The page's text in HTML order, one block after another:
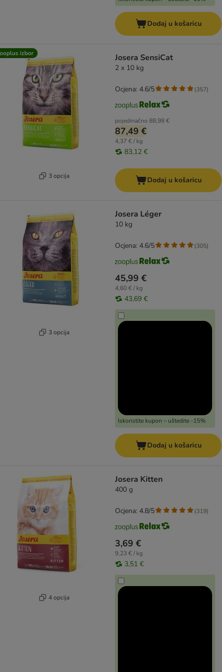
Dodaj u košaricu
izbor
3 opcija
Josera SensiCat
2 x 10 kg
pojedinačno 88,98 €
87,49 €
4,37 € / kg
83,12 €
Ocjena: 4.6/5 (357)
Dodaj u košaricu
3 opcija
Josera Léger
10 kg
45,99 €
4,60 € / kg
43,69 €
Iskoristite kupon – uštedite -15%
Ocjena: 4.6/5 (305)
Dodaj u košaricu
4 opcija
Josera Kitten
400 g
3,69 €
9,23 € / kg
3,51 €
Ocjena: 4.8/5 (319)